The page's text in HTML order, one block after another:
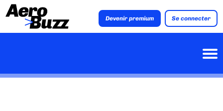
Devenir premium Se connecter